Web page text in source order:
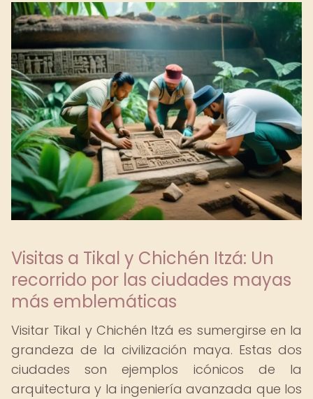
Visitas a Tikal y Chichén Itzá: Un
recorrido por las ciudades mayas
más emblemáticas
Visitar Tikal y Chichén Itzá es sumergirse en la
grandeza de la civilización maya. Estas dos
ciudades son ejemplos icónicos de la
arquitectura y la ingeniería avanzada que los